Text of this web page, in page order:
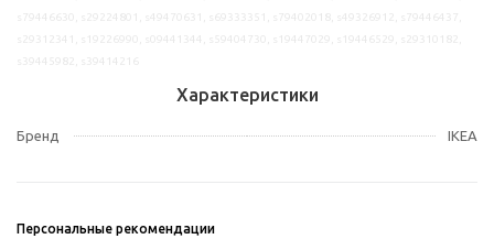
Характеристики
Бренд IKEA
Персональные рекомендации